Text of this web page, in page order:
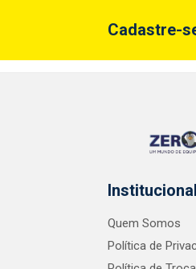
Cadastre-
Institucional
Quem Somos
Política de